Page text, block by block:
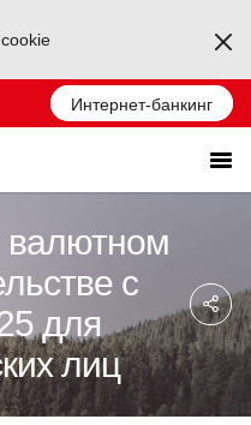
Интернет-банкинг
валютном
с
для
лиц